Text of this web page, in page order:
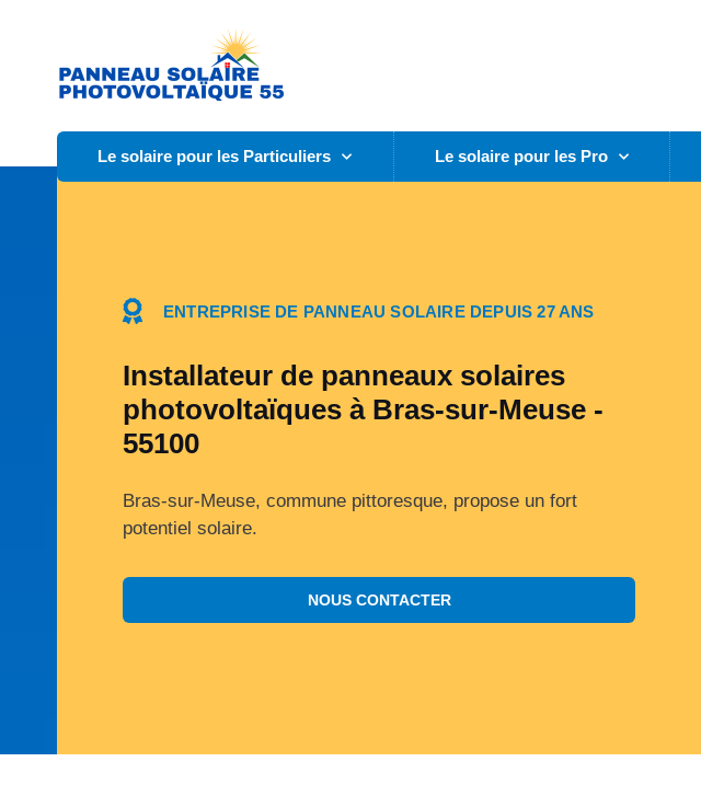
Le solaire pour les Particuliers Le solaire pour les Pro
ENTREPRISE DE PANNEAU SOLAIRE DEPUIS 27 ANS
Installateur de panneaux solaires
photovoltaïques à Bras-sur-Meuse -
55100
Bras-sur-Meuse, commune pittoresque, propose un fort
potentiel solaire.
NOUS CONTACTER